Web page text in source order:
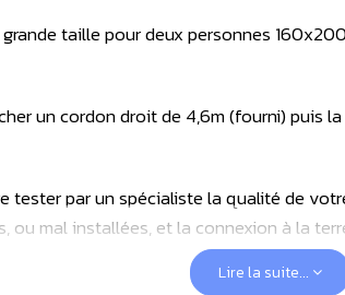
taille pour deux personnes
un cordon droit de 4,6m (fourni) puis
par un spécialiste la qualité de
mal installées, et la connexion à la
minimum à faire sur la prise qui va
Lire la suite...